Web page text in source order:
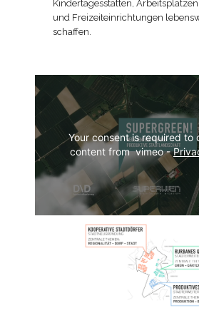
Kindertagesstätten,
und Freizeiteinrichtungen
schaffen.
Your consent is required to
content from  vimeo -